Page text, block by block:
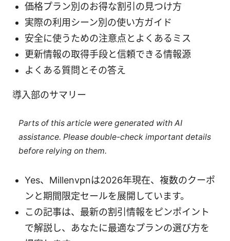
価格プラン別のお得な割引の見つけ方
実際の利用シーン別の使い方ガイド
安全に使うための注意点とよくあるミス
更新情報の取得手段と信頼できる情報源
よくある質問とその答え
導入部のサマリー
Parts of this article were generated with AI
assistance. Please double-check important details
before relying on them.
Yes、Millenvpnは2026年現在、複数のクーポ
ンと期間限定セールを展開しています。
この記事は、最新の割引情報をピンポイント
で解説し、あなたに最適なプランの選び方を